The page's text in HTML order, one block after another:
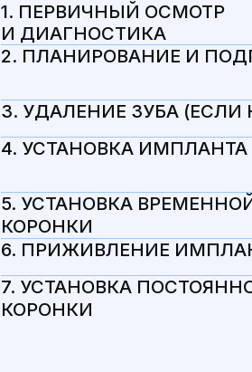
1. ПЕРВИЧНЫЙ ОСМОТР
И ДИАГНОСТИКА
2. ПЛАНИРОВАНИЕ И
3. УДАЛЕНИЕ ЗУБА
4. УСТАНОВКА ИМПЛАНТА
5. УСТАНОВКА
КОРОНКИ
6. ПРИЖИВЛЕНИЕ
7. УСТАНОВКА
КОРОНКИ